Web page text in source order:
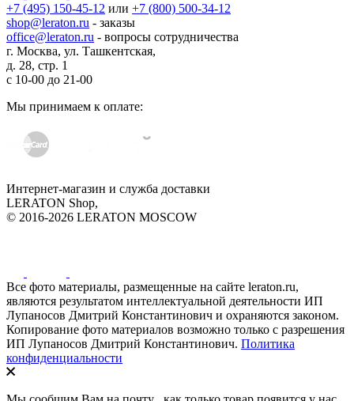
+7 (495) 150-45-12 или +7 (800) 500-34-12
shop@leraton.ru - заказы
office@leraton.ru - вопросы сотрудничества
г. Москва, ул. Ташкентская,
д. 28, стр. 1
с 10-00 до 21-00
Мы принимаем к оплате:
Интернет-магазин и служба доставки
LERATON Shop,
© 2016-2026 LERATON MOSCOW
Все фото материалы, размещенные на сайте leraton.ru,
являются результатом интеллектуальной деятельности ИП
Лупаносов Дмитрий Константинович и охраняются законом.
Копирование фото материалов возможно только с разрешения
ИП Лупаносов Дмитрий Константинович. Политика
конфиденциальности